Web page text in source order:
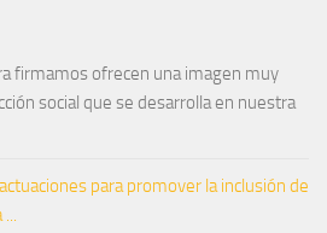
firmamos ofrecen una imagen muy
social que se desarrolla en nuestra
para promover la inclusión de